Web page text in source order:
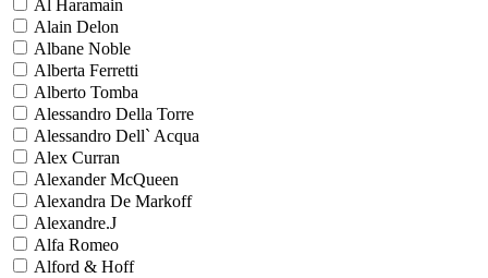
Al Haramain
Alain Delon
Albane Noble
Alberta Ferretti
Alberto Tomba
Alessandro Della Torre
Alessandro Dell` Acqua
Alex Curran
Alexander McQueen
Alexandra De Markoff
Alexandre.J
Alfa Romeo
Alford & Hoff